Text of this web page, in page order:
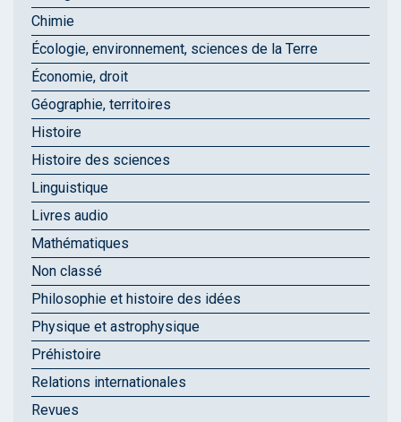
Chimie
Écologie, environnement, sciences de la Terre
Économie, droit
Géographie, territoires
Histoire
Histoire des sciences
Linguistique
Livres audio
Mathématiques
Non classé
Philosophie et histoire des idées
Physique et astrophysique
Préhistoire
Relations internationales
Revues